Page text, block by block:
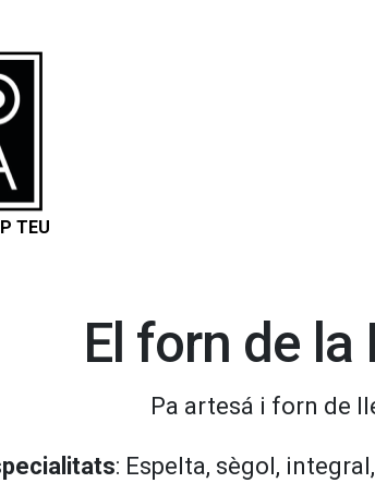
TEU
El forn de la
Pa artesá i forn de
: Espelta, sègol,